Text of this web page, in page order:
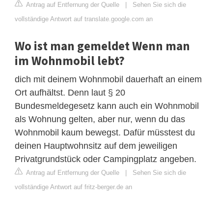
Antrag auf Entfernung der Quelle | Sehen Sie sich die
vollständige Antwort auf translate.google.com an
Wo ist man gemeldet Wenn man
im Wohnmobil lebt?
dich mit deinem Wohnmobil dauerhaft an einem
Ort aufhältst. Denn laut § 20
Bundesmeldegesetz kann auch ein Wohnmobil
als Wohnung gelten, aber nur, wenn du das
Wohnmobil kaum bewegst. Dafür müsstest du
deinen Hauptwohnsitz auf dem jeweiligen
Privatgrundstück oder Campingplatz angeben.
Antrag auf Entfernung der Quelle | Sehen Sie sich die
vollständige Antwort auf fritz-berger.de an